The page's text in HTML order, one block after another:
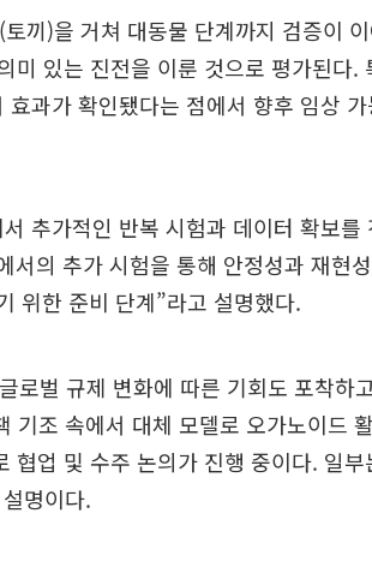
끼)을 거쳐 대동물 단계까지 검증이
미 있는 진전을 이룬 것으로 평가된다.
과가 확인됐다는 점에서 향후 임상
추가적인 반복 시험과 데이터 확보를
서의 추가 시험을 통해 안정성과 재현
위한 준비 단계”라고 설명했다.
로벌 규제 변화에 따른 기회도 포착하
기조 속에서 대체 모델로 오가노이드
협업 및 수주 논의가 진행 중이다. 일
명이다.